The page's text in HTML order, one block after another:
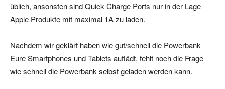
üblich, ansonsten sind Quick Charge Ports nur in der Lage
Apple Produkte mit maximal 1A zu laden.
Nachdem wir geklärt haben wie gut/schnell die Powerbank
Eure Smartphones und Tablets auflädt, fehlt noch die Frage
wie schnell die Powerbank selbst geladen werden kann.